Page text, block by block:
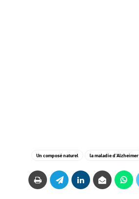
la maladie d'Alzheimer
Un composé naturel